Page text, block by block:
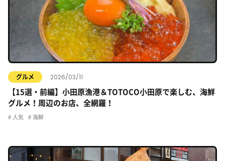
グルメ 2026/03/11
【15選・前編】小田原漁港＆TOTOCO小田原で楽しむ、海鮮
グルメ！周辺のお店、全網羅！
人気 海鮮